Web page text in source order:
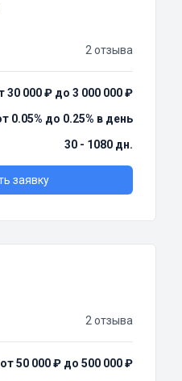
2 отзыва
30 000 ₽ до 3 000 000 ₽
0.05% до 0.25% в день
30 - 1080 дн.
заявку
2 отзыва
от 50 000 ₽ до 500 000 ₽